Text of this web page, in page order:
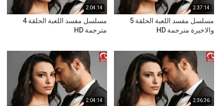
2:37:14
مسلسل مفسد اللعبة الحلقة 5
والاخيرة مترجمة HD
2:04:14
مسلسل مفسد اللعبة الحلقة 4
مترجمة HD
2:36:36
2:04:14